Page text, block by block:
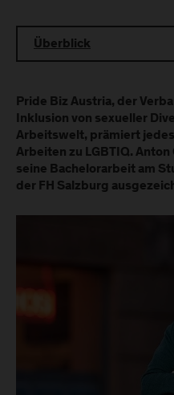
Überblick
Pride Biz Austria, der
Inklusion von sexueller
Arbeitswelt, prämiert
Arbeiten zu LGBTIQ.
seine Bachelorarbeit am
der FH Salzburg